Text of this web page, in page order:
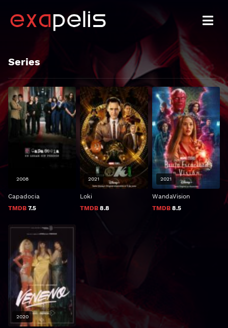
Series
Capadocia
TMDB 7.5
2008
Loki
TMDB 8.8
2021
WandaVision
TMDB8.5
2021
2020